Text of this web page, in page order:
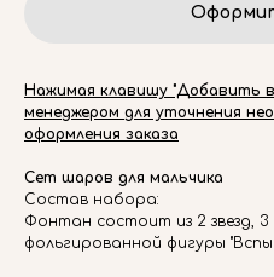
Нажимая клавишу "Добавить
менеджером для уточнения
оформления заказа
Сет шаров для мальчика
Состав набора:
Фонтан состоит из 2 звезд,
фольгированной фигуры